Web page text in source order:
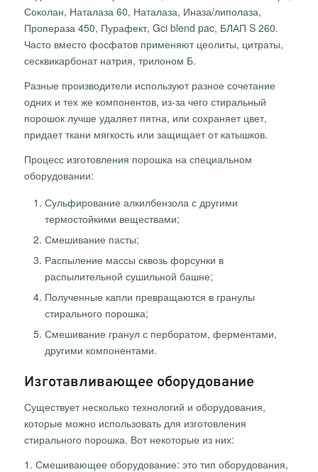
Соколан, Наталаза 60, Наталаза, Иназа/липолаза,
Пропераза 450, Пурафект, Gci blend pac, БЛАП S 260.
Часто вместо фосфатов применяют цеолиты, цитраты,
сесквикарбонат натрия, трилоном Б.
Разные производители используют разное сочетание
одних и тех же компонентов, из-за чего стиральный
порошок лучше удаляет пятна, или сохраняет цвет,
придает ткани мягкость или защищает от катышков.
Процесс изготовления порошка на специальном
оборудовании:
Сульфирование алкилбензола с другими
термостойкими веществами;
Смешивание пасты;
Распыление массы сквозь форсунки в
распылительной сушильной башне;
Полученные капли превращаются в гранулы
стирального порошка;
Смешивание гранул с перборатом, ферментами,
другими компонентами.
Изготавливающее оборудование
Существует несколько технологий и оборудования,
которые можно использовать для изготовления
стирального порошка. Вот некоторые из них:
1. Смешивающее оборудование: это тип оборудования,